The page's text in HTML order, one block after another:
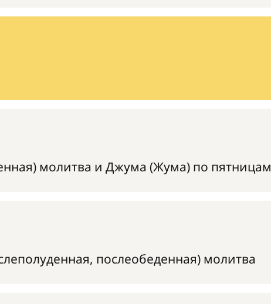
молитва и Джума (Жума) по пятницам
послеобеденная) молитва